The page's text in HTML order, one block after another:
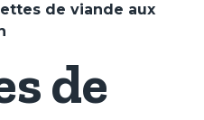
de viande aux
de